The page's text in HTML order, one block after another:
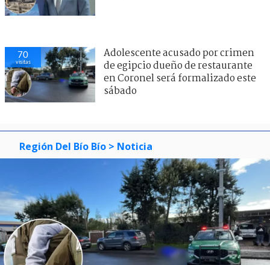
70
visitas
Adolescente acusado por crimen
de egipcio dueño de restaurante
en Coronel será formalizado este
sábado
Región Del Bío Bío > Noticia